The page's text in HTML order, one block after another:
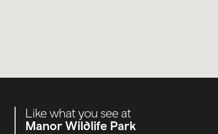
Like what you see at
Manor Wildlife Park